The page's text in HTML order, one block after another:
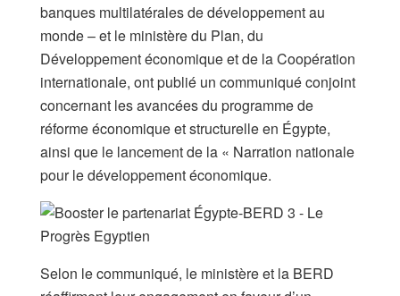
banques multilatérales de développement au
monde – et le ministère du Plan, du
Développement économique et de la Coopération
internationale, ont publié un communiqué conjoint
concernant les avancées du programme de
réforme économique et structurelle en Égypte,
ainsi que le lancement de la « Narration nationale
pour le développement économique.
Selon le communiqué, le ministère et la BERD